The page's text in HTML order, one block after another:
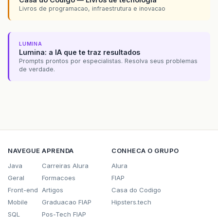
Livros de programacao, infraestrutura e inovacao
LUMINA
Lumina: a IA que te traz resultados
Prompts prontos por especialistas. Resolva seus problemas
de verdade.
NAVEGUE
Java
Geral
Front-end
Mobile
SQL
APRENDA
Carreiras Alura
Formacoes
Artigos
Graduacao FIAP
Pos-Tech FIAP
CONHECA O GRUPO
Alura
FIAP
Casa do Codigo
Hipsters.tech